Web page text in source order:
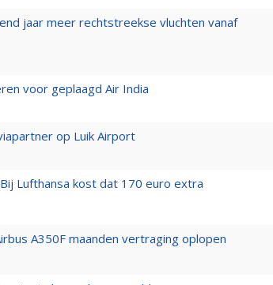
jaar meer rechtstreekse vluchten vanaf
voor geplaagd Air India
op Luik Airport
Lufthansa kost dat 170 euro extra
A350F maanden vertraging oplopen